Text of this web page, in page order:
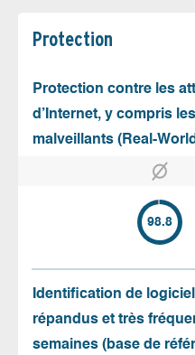
Protection
Protection contre les
d’Internet, y compris
malveillants (Real-
98.8
Identification de
répandus et très
semaines (base de